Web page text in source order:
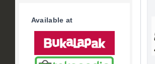
Available at